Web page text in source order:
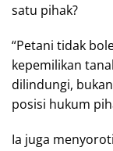
satu pihak?
“Petani tidak
kepemilikan
dilindungi,
posisi hukum
Ia juga